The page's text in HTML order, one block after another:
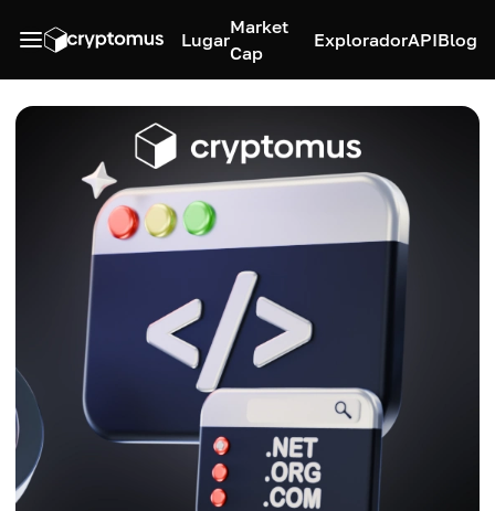
Lugar
Market
Cap
ExploradorAPIBlog